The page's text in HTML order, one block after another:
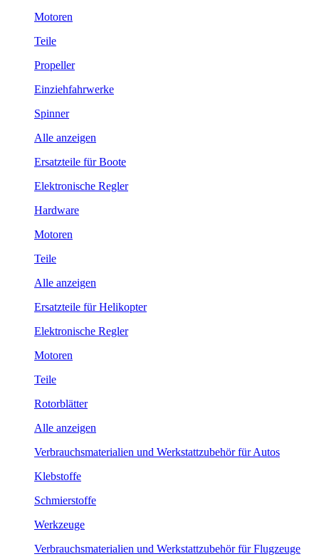
Motoren
Teile
Propeller
Einziehfahrwerke
Spinner
Alle anzeigen
Ersatzteile für Boote
Elektronische Regler
Hardware
Motoren
Teile
Alle anzeigen
Ersatzteile für Helikopter
Elektronische Regler
Motoren
Teile
Rotorblätter
Alle anzeigen
Verbrauchsmaterialien und Werkstattzubehör für Autos
Klebstoffe
Schmierstoffe
Werkzeuge
Verbrauchsmaterialien und Werkstattzubehör für Flugzeuge